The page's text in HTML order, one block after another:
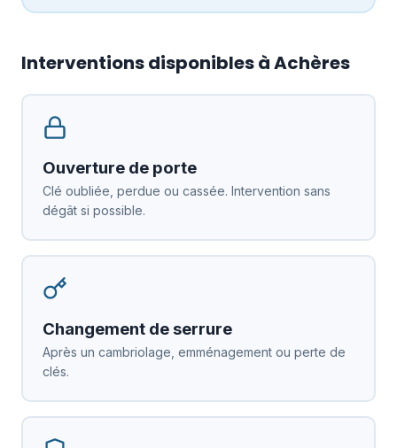
Interventions disponibles à Achères
Ouverture de porte
Clé oubliée, perdue ou cassée. Intervention sans
dégât si possible.
Changement de serrure
Après un cambriolage, emménagement ou perte de
clés.